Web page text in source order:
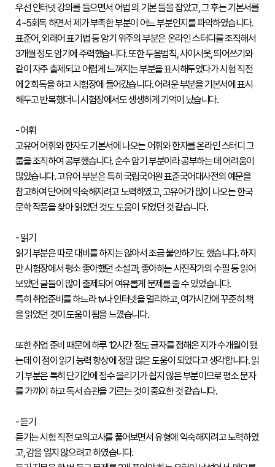
시험
접수
성적
확인
성
적
확
자
격
증
급
자
격
증
및
진
위
확
인
시험
소개
정
보
활
용
기
관
등
급
제
안
내
우선 인터넷 강의를 들으면서 어법 의 기본 들을 잡았고, 그 후는 기본서를
4~5회독 하면서 제가 부족한 부분이 어느 부분인지를 파악하였습니다.
표준어, 외래어 표기법 등 암기 위주의 부분은 온라인 스터디를 조직해서
3개월 정도 암기에 주력했습니다. 또한 두음법칙, 사이시옷, 띄어쓰기와
같이 자주 출제되고 어렵게 느껴지는 부분을 표시해두었다가 시험 직전
에 2 회독을 하고 시험장에 들어갔습니다. 어려운 부분을 기본서에 표시
해두고 반복했더니 시험장에서도 생생하게 기억이 났습니다.
- 어휘
고유어 어휘와 한자도 기본서에 나오는 어휘와 한자를 온라인 스터디 그
룹을 조직하여 공부했습니다. 순수 암기 부분이라 공부하는 데 어려움이
많았습니다. 고유어 부분은 특히 국립국어원 표준국어대사전의 예문을
참고하여 단어에 익숙해지려고 노력하였고, 고유어가 많이 나오는 한국
문학 작품을 찾아 읽었던 것도 도움이 되었던 것 같습니다.
- 읽기
읽기 부분은 따로 대비를 하지는 않아서 조금 불안하기도 했습니다. 하지
만 시험장에서 평소 좋아했던 소설과, 좋아하는 사진작가의 수필 등 읽어
보았던 글들이 많이 출제되어 여유롭게 문제를 줄 수 있었습니다.
특히 취업준비를 하느라 tv나 인터넷을 멀리하고, 여가시간에 꾸준히 책
을 읽었던 것이 도움이 됨을 느꼈습니다.
또한 취업 준비 때문에 하루 12시간 정도 글자를 접해온 지가 수개월이 됐
는데 이 점이 읽기 능력 향상에 정말 많은 도움이 되었다고 생각합니다. 읽
기 부분은 특히 단기간에 점수 올리기가 쉽지 않은 부분이므로 평소 문자
를 가까이 하고 독서 습관을 기르는 것이 중요한 것 같습니다.
- 듣기
듣기는 시험 직전 모의고사를 풀어보면서 유형에 익숙해지려고 노력하였
고, 감을 잃지 않으려고 하였습니다.